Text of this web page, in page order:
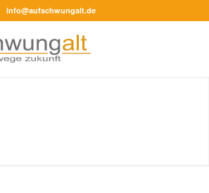
info@aufschwungalt.de